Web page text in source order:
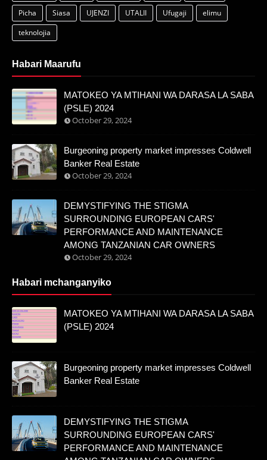
Picha
Siasa UJENZI UTALII Ufugaji
elimu
teknolojia
Habari Maarufu
MATOKEO YA MTIHANI WA DARASA LA SABA
(PSLE) 2024
October 29, 2024
Burgeoning property market impresses Coldwell
Banker Real Estate
October 29, 2024
DEMYSTIFYING THE STIGMA
SURROUNDING EUROPEAN CARS'
PERFORMANCE AND MAINTENANCE
AMONG TANZANIAN CAR OWNERS
October 29, 2024
Habari mchanganyiko
MATOKEO YA MTIHANI WA DARASA LA SABA
(PSLE) 2024
Burgeoning property market impresses Coldwell
Banker Real Estate
DEMYSTIFYING THE STIGMA
SURROUNDING EUROPEAN CARS'
PERFORMANCE AND MAINTENANCE